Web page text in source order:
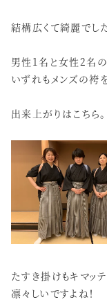
結構広くて綺麗でした
男性1名と女性2名の
いずれもメンズの袴
出来上がりはこちら。
たすき掛けもキマッテ
凛々しいですよね！